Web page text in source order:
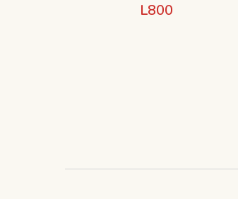
L800